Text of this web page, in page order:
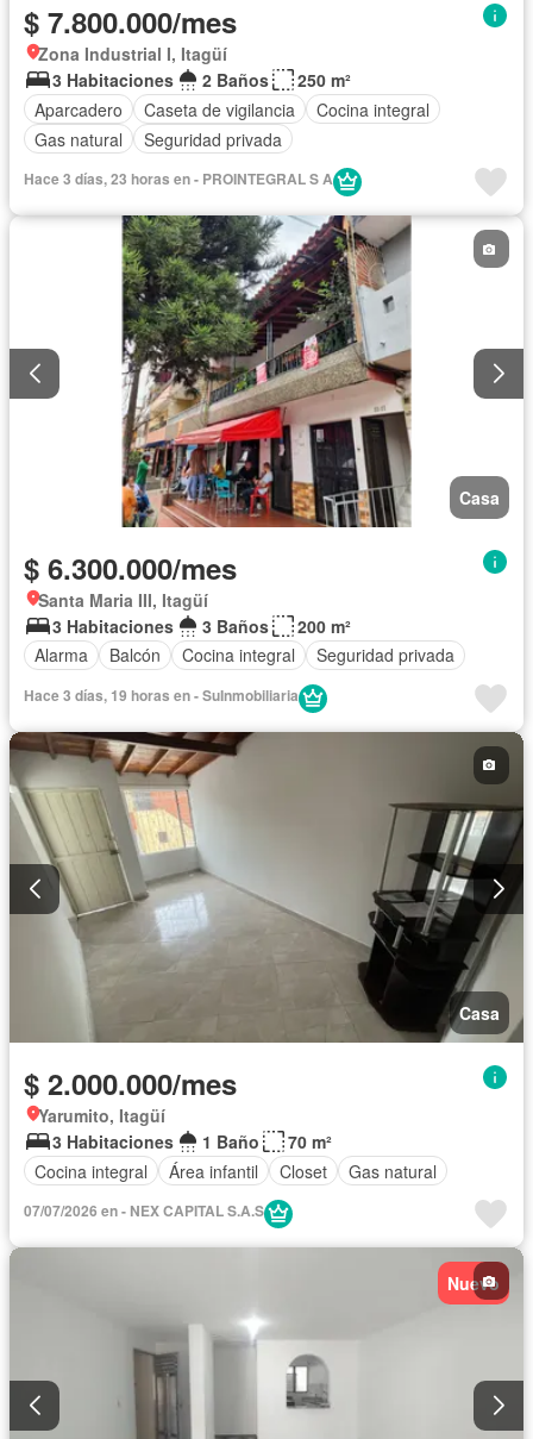
$ 7.800.000/mes
Zona Industrial I, Itagüí
3 Habitaciones
2 Baños
250 m²
Aparcadero
Caseta de vigilancia
Cocina integral
Gas natural
Seguridad privada
Hace 3 días, 23 horas en - PROINTEGRAL S A
Casa
$ 6.300.000/mes
Santa Maria III, Itagüí
3 Habitaciones
3 Baños
200 m²
Alarma
Balcón Cocina integral Seguridad privada
Hace 3 días, 19 horas en - SuInmobiliaria
Casa
$ 2.000.000/mes
Yarumito, Itagüí
3 Habitaciones
1 Baño
70 m²
Cocina integral
Área infantil Closet Gas natural
07/07/2026 en - NEX CAPITAL S.A.S
Nuevo